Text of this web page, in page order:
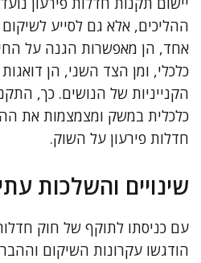
ההליכים, אלא גם לסייע לשיקום
אחד, הן מאפשרות הגנה על
כלכלי, ומן הצד השני, הן
הקנייניות של הנושים. כך,
כלכלית במשק ומצמצמות את
חדלות פירעון על השוק.
שינויים והשלכות
עם כניסתו לתוקף של חוק חדלות
הודגשו עקרונות השיקום